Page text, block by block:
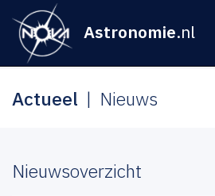
Astronomie.nl
Actueel Nieuws
Nieuwsoverzicht